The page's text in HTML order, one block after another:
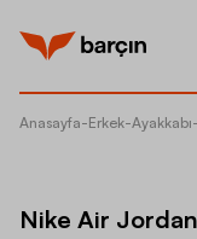
Anasayfa-Erkek-Ayakkabı-
Nike Air